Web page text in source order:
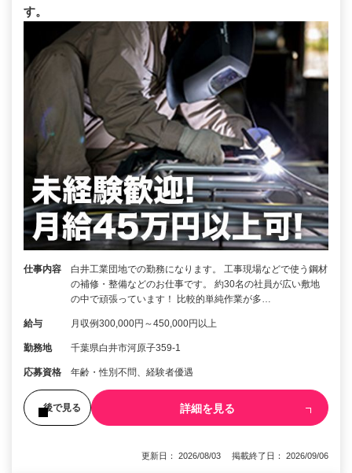
す。
仕事内容
白井工業団地での勤務になります。 工事現場などで使う鋼材
の補修・整備などのお仕事です。 約30名の社員が広い敷地
の中で頑張っています！ 比較的単純作業が多…
給与 月収例300,000円～450,000円以上
勤務地 千葉県白井市河原子359-1
応募資格 年齢・性別不問、経験者優遇
後で見る 詳細を見る
更新日： 2026/08/03 掲載終了日： 2026/09/06